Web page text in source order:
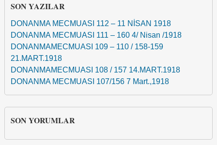
SON YAZILAR
DONANMA MECMUASI 112 – 11 NİSAN 1918
DONANMA MECMUASI 111 – 160 4/ Nisan /1918
DONANMAMECMUASI 109 – 110 / 158-159
21.MART.1918
DONANMAMECMUASI 108 / 157 14.MART.1918
DONANMA MECMUASI 107/156 7 Mart.,1918
SON YORUMLAR